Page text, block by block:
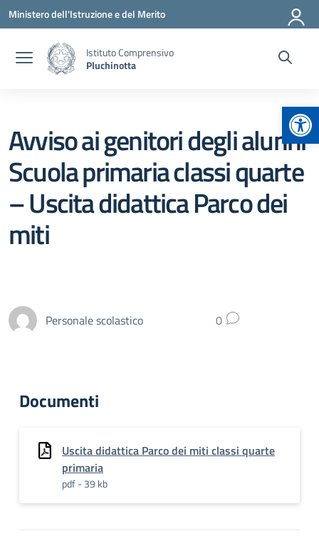
Vai ai contenuti
Vai al menu di navigazione
Vai al footer
Ministero dell'Istruzione e del Merito
Istituto Comprensivo
Pluchinotta
Avviso ai genitori degli alunni
Scuola primaria classi quarte
– Uscita didattica Parco dei
miti
Personale scolastico 0
Documenti
Uscita didattica Parco dei miti classi quarte
primaria
pdf - 39 kb